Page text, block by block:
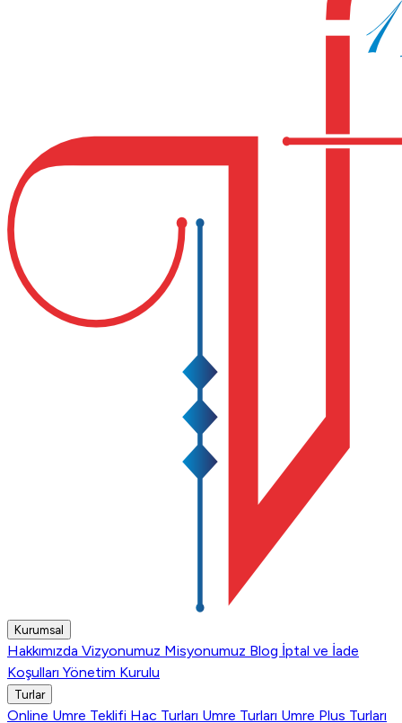
Kurumsal
Hakkımızda Vizyonumuz Misyonumuz Blog İptal ve İade
Koşulları Yönetim Kurulu
Turlar
Online Umre Teklifi Hac Turları Umre Turları Umre Plus Turları